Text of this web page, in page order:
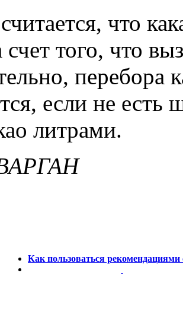
что
счет того, что
перебора
если не
литрами.
Как пользоваться рекомендациями